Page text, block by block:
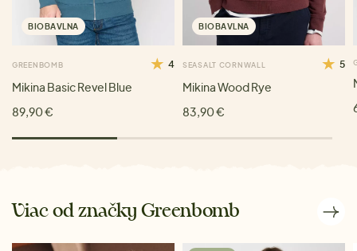
BIOBAVLNA
GREENBOMB 4
Mikina Basic Revel Blue
89,90 €
BIOBAVLNA
SEASALT CORNWALL 5
Mikina Wood Rye
83,90 €
Viac od značky Greenbomb